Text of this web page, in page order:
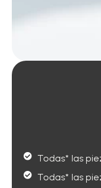
Todas* las
Todas* las